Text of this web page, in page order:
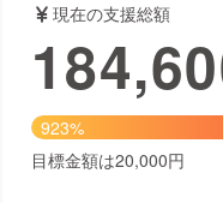
ォーマンス
現在の支援総額
923%
目標金額は20,000円